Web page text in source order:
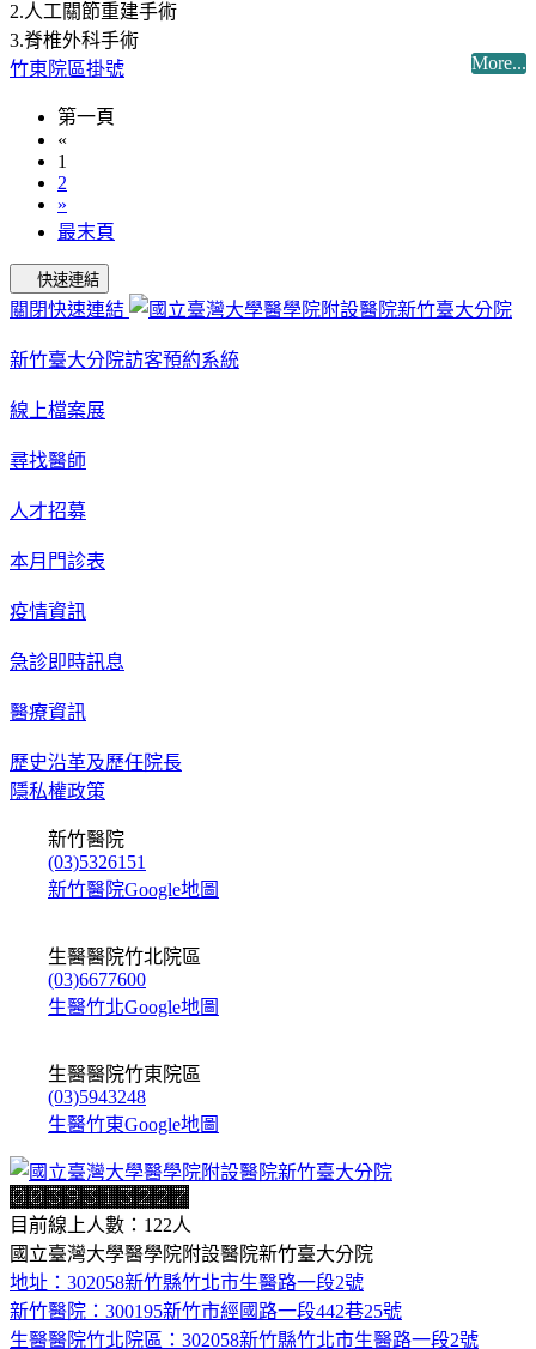
2.人工關節重建手術
3.脊椎外科手術
More...
竹東院區掛號
第一頁
«
1
2
»
最末頁
快速連結
關閉快速連結
新竹臺大分院訪客預約系統
線上檔案展
尋找醫師
人才招募
本月門診表
疫情資訊
急診即時訊息
醫療資訊
歷史沿革及歷任院長
隱私權政策
新竹醫院
(03)5326151
新竹醫院Google地圖
生醫醫院竹北院區
(03)6677600
生醫竹北Google地圖
生醫醫院竹東院區
(03)5943248
生醫竹東Google地圖
目前線上人數：122人
國立臺灣大學醫學院附設醫院新竹臺大分院
地址：302058新竹縣竹北市生醫路一段2號
新竹醫院：300195新竹市經國路一段442巷25號
生醫醫院竹北院區：302058新竹縣竹北市生醫路一段2號